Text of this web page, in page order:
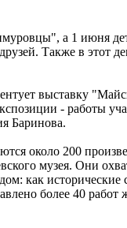
а 1 июня
Также в этот
выставку
- работы
Баринова.
около 200
музея. Они
как
более 40